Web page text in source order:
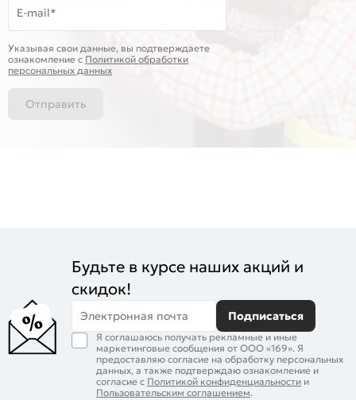
E-mail*
Указывая свои данные, вы подтверждаете
ознакомление c Политикой обработки
персональных данных
Отправить
Будьте в курсе наших акций и
скидок!
Электронная почта Подписаться
Я соглашаюсь получать рекламные и иные
маркетинговые сообщения от ООО «169». Я
предоставляю согласие на обработку персональных
данных, а также подтверждаю ознакомление и
согласие с Политикой конфиденциальности и
Пользовательским соглашением.